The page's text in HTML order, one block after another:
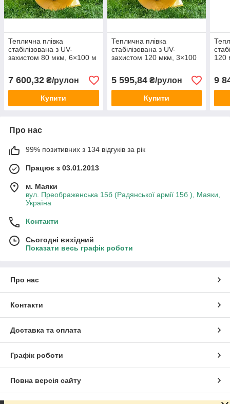
Теплична плівка
стабілізована з UV-
захистом 80 мкм, 6×100 м
7 600,32 ₴/рулон
Купити
Теплична плівка
стабілізована з UV-
захистом 120 мкм, 3×100
5 595,84₴/рулон
Купити
120
9
Про нас
99% позитивних з 134 відгуків за рік
Працює з 03.01.2013
м. Маяки
вул. Преображенська 15б (Радянської армії 15б ), Маяки,
Україна
Контакти
Сьогодні вихідний
Показати весь графік роботи
Про нас
Контакти
Доставка та оплата
Графік роботи
Повна версія сайту